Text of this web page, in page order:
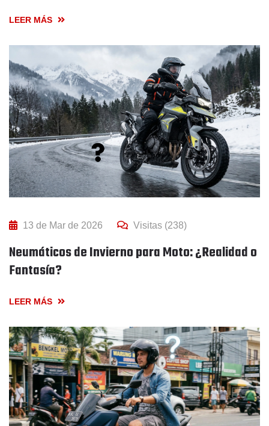
LEER MÁS
13 de Mar de 2026 Visitas (238)
Neumáticos de Invierno para Moto: ¿Realidad o
Fantasía?
LEER MÁS